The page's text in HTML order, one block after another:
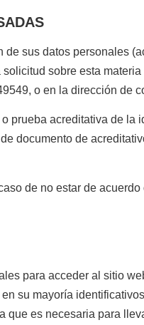
sus datos personales
sobre esta
o en la dirección de
prueba acreditativa de
documento de
de no estar de
para acceder al sitio
su mayoría
es necesaria para